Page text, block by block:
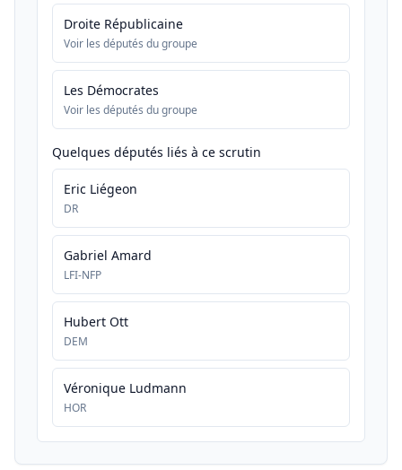
Droite Républicaine
Voir les députés du groupe
Les Démocrates
Voir les députés du groupe
Quelques députés liés à ce scrutin
Eric Liégeon
DR
Gabriel Amard
LFI-NFP
Hubert Ott
DEM
Véronique Ludmann
HOR